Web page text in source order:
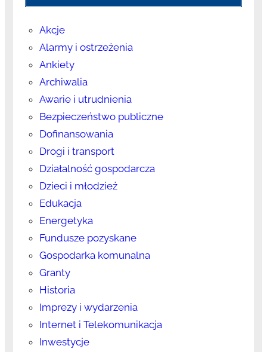
Akcje
Alarmy i ostrzeżenia
Ankiety
Archiwalia
Awarie i utrudnienia
Bezpieczeństwo publiczne
Dofinansowania
Drogi i transport
Działalność gospodarcza
Dzieci i młodzież
Edukacja
Energetyka
Fundusze pozyskane
Gospodarka komunalna
Granty
Historia
Imprezy i wydarzenia
Internet i Telekomunikacja
Inwestycje